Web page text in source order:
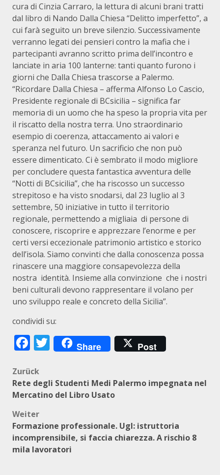
cura di Cinzia Carraro, la lettura di alcuni brani tratti
dal libro di Nando Dalla Chiesa “Delitto imperfetto”, a
cui farà seguito un breve silenzio. Successivamente
verranno legati dei pensieri contro la mafia che i
partecipanti avranno scritto prima dell’incontro e
lanciate in aria 100 lanterne: tanti quanto furono i
giorni che Dalla Chiesa trascorse a Palermo.
“Ricordare Dalla Chiesa – afferma Alfonso Lo Cascio,
Presidente regionale di BCsicilia – significa far
memoria di un uomo che ha speso la propria vita per
il riscatto della nostra terra. Uno straordinario
esempio di coerenza, attaccamento ai valori e
speranza nel futuro. Un sacrificio che non può
essere dimenticato. Ci è sembrato il modo migliore
per concludere questa fantastica avventura delle
“Notti di BCsicilia”, che ha riscosso un successo
strepitoso e ha visto snodarsi, dal 23 luglio al 3
settembre, 50 iniziative in tutto il territorio
regionale, permettendo a migliaia di persone di
conoscere, riscoprire e apprezzare l’enorme e per
certi versi eccezionale patrimonio artistico e storico
dell’isola. Siamo convinti che dalla conoscenza possa
rinascere una maggiore consapevolezza della
nostra identità. Insieme alla convinzione che i nostri
beni culturali devono rappresentare il volano per
uno sviluppo reale e concreto della Sicilia”.
condividi su:
Facebook
Twitter
Share Post
Beitragsnavigation
Zurück
Rete degli Studenti Medi Palermo impegnata nel
Mercatino del Libro Usato
Weiter
Formazione professionale. Ugl: istruttoria
incomprensibile, si faccia chiarezza. A rischio 8
mila lavoratori